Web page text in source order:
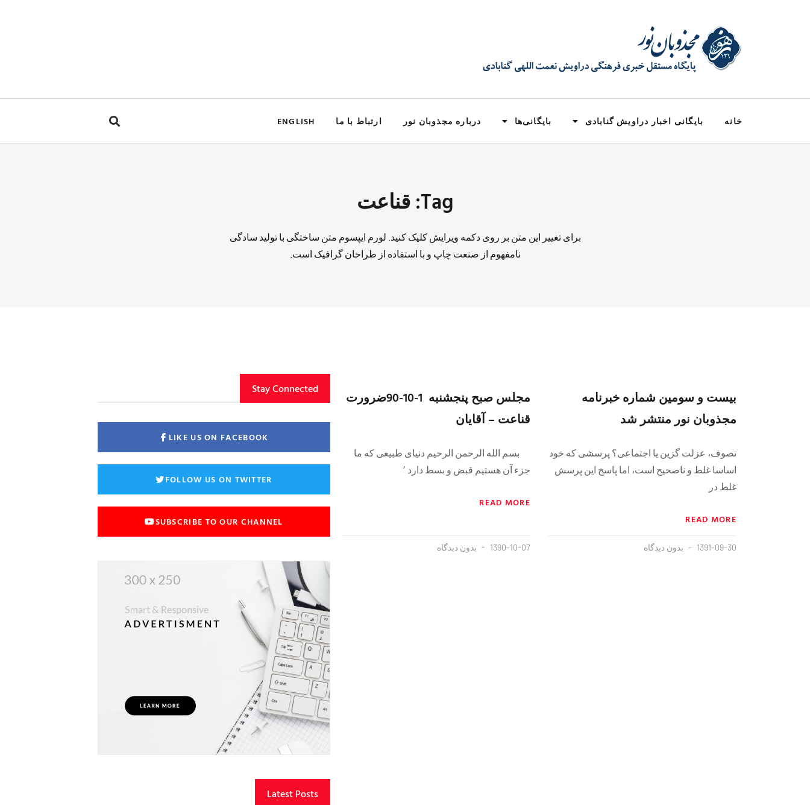
خانه بایگانی اخبار دراویش گنابادی بایگانی‌ها درباره مجذوبان نور ارتباط با ما ENGLISH
Tag: قناعت
برای تغییر این متن بر روی دکمه ویرایش کلیک کنید. لورم ایپسوم متن ساختگی با تولید سادگی
نامفهوم از صنعت چاپ و با استفاده از طراحان گرافیک است.
بیست و سومین شماره خبرنامه
مجذوبان نور منتشر شد
تصوف، عزلت گزین یا اجتماعی؟ پرسشی که خود
اساسا غلط و ناصحیح است، اما پاسخ این پرسش
غلط در
READ MORE
1391-09-30 بدون دیدگاه
مجلس صبح پنجشنبه 1-10-90ضرورت
قناعت – آقایان
بسم الله الرحمن الرحیم دنیای طبیعی که ما
جزء آن هستیم قبض و بسط دارد ٬
READ MORE
1390-10-07 بدون دیدگاه
Stay Connected
LIKE US ON FACEBOOK
FOLLOW US ON TWITTER
SUBSCRIBE TO OUR CHANNEL
Latest Posts